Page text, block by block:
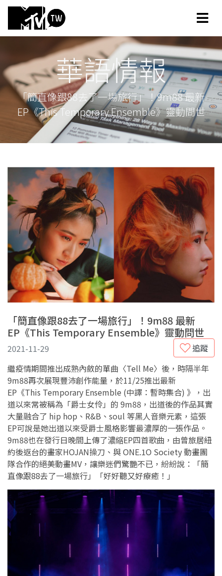
華語情報
「簡直像跟88去了一場旅行」！9m88 最新
EP《This Temporary Ensemble》靈動問世
「簡直像跟88去了一場旅行」！9m88 最新
EP《This Temporary Ensemble》靈動問世
追蹤
2021-11-29
繼疫情期間推出成熟內斂的單曲〈Tell Me〉後，時隔半年
9m88再次展現豐沛創作能量，於11/25推出最新
EP《This Temporary Ensemble (中譯：暫時集合) 》，出
道以來常被稱為「爵士女伶」的 9m88，出道後的作品其實
大量融合了 hip hop、R&B、soul 等黑人音樂元素，這張
EP可說是她出道以來受爵士風格影響最濃厚的一張作品。
9m88也在發行日晚間上傳了濃縮EP四首歌曲，由曾旅居紐
約後返台的畫家HOJAN操刀、與 ONE.1O Society 動畫團
隊合作的絕美動畫MV，讓樂迷們驚艷不已，紛紛說：「簡
直像跟88去了一場旅行」「好好聽又好療癒！」